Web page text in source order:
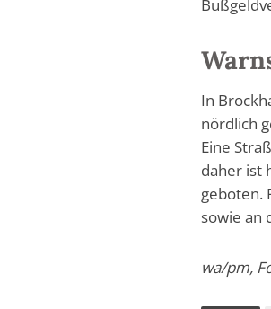
In
nördlich
Eine
daher ist
geboten.
sowie an
wa/pm,